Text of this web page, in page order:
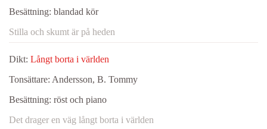
Besättning: blandad kör
Stilla och skumt är på heden
Dikt: Långt borta i världen
Tonsättare: Andersson, B. Tommy
Besättning: röst och piano
Det drager en väg långt borta i världen